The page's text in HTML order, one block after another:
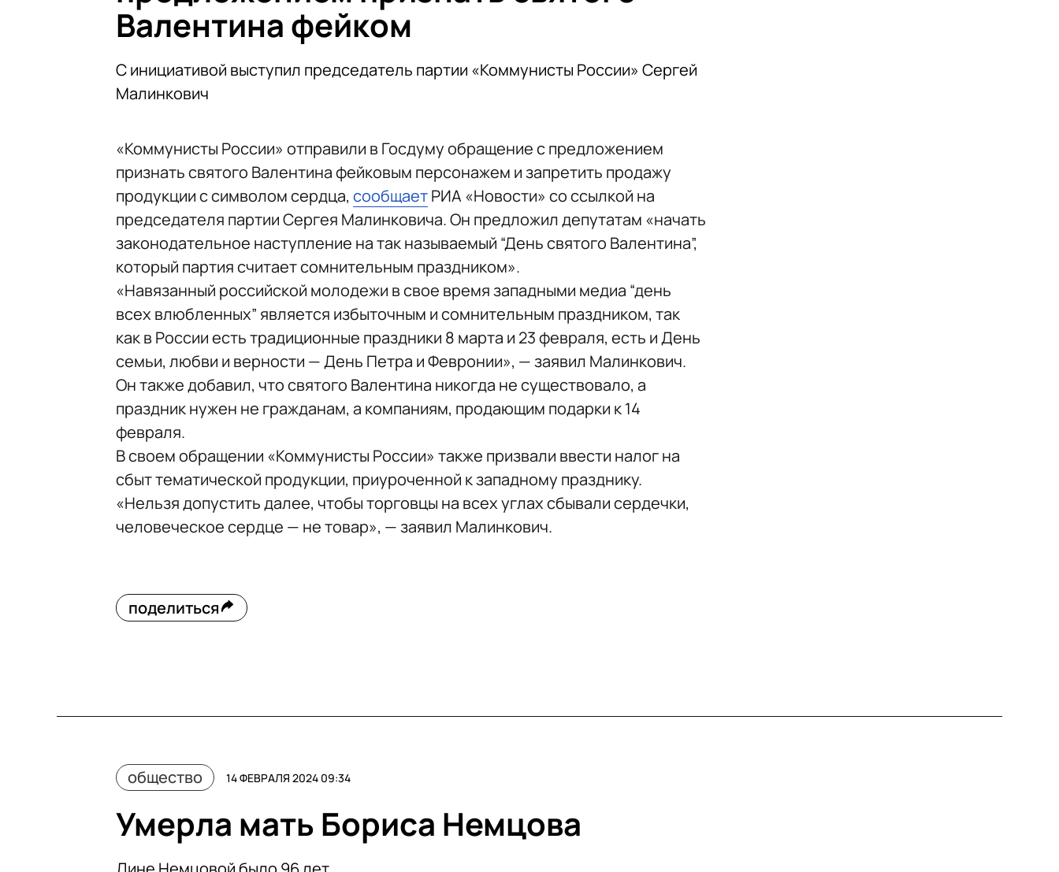
Валентина фейком
С инициативой выступил председатель партии «Коммунисты России» Сергей
Малинкович
«Коммунисты России» отправили в Госдуму обращение с предложением
признать святого Валентина фейковым персонажем и запретить продажу
продукции с символом сердца, сообщаетРИА «Новости» со ссылкой на
председателя партии Сергея Малинковича. Он предложил депутатам «начать
законодательное наступление на так называемый “День святого Валентина”,
который партия считает сомнительным праздником».
«Навязанный российской молодежи в свое время западными медиа “день
всех влюбленных” является избыточным и сомнительным праздником, так
как в России есть традиционные праздники 8 марта и 23 февраля, есть и День
семьи, любви и верности — День Петра и Февронии», — заявил Малинкович.
Он также добавил, что святого Валентина никогда не существовало, а
праздник нужен не гражданам, а компаниям, продающим подарки к 14
февраля.
В своем обращении «Коммунисты России» также призвали ввести налог на
сбыт тематической продукции, приуроченной к западному празднику.
«Нельзя допустить далее, чтобы торговцы на всех углах сбывали сердечки,
человеческое сердце — не товар», — заявил Малинкович.
поделиться
общество 14 ФЕВРАЛЯ 2024 09:34
Умерла мать Бориса Немцова